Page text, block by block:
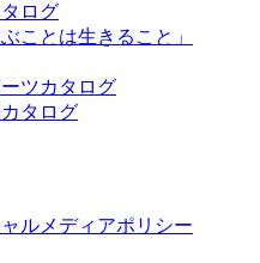
ログ
ことは生きること」
ツカタログ
タログ
ルメディアポリシー